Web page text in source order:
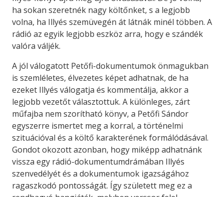
ha sokan szeretnék nagy költőnket, s a legjobb
volna, ha Illyés szemüvegén át látnák minél többen. A
rádió az egyik legjobb eszköz arra, hogy e szándék
valóra váljék.
A jól válogatott Petőfi-dokumentumok önmagukban
is szemléletes, élvezetes képet adhatnak, de ha
ezeket Illyés válogatja és kommentálja, akkor a
legjobb vezetőt választottuk. A különleges, zárt
műfajba nem szorítható könyv, a Petőfi Sándor
egyszerre ismertet meg a korral, a történelmi
szituációval és a költő karakterének formálódásával.
Gondot okozott azonban, hogy miképp adhatnánk
vissza egy rádió-dokumentumdrámában Illyés
szenvedélyét és a dokumentumok igazságához
ragaszkodó pontosságát. Így született meg ez a